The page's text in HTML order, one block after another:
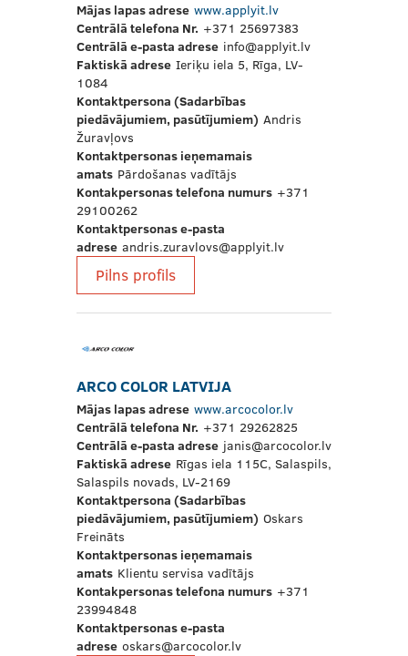
Mājas lapas adrese www.applyit.lv
Centrālā telefona Nr. +371 25697383
Centrālā e-pasta adrese info@applyit.lv
Faktiskā adrese Ieriķu iela 5, Rīga, LV-
1084
Kontaktpersona (Sadarbības
piedāvājumiem, pasūtījumiem) Andris
Žuravļovs
Kontaktpersonas ieņemamais
amats Pārdošanas vadītājs
Kontakpersonas telefona numurs +371
29100262
Kontaktpersonas e-pasta
adrese andris.zuravlovs@applyit.lv
Pilns profils
ARCO COLOR LATVIJA
Mājas lapas adrese www.arcocolor.lv
Centrālā telefona Nr. +371 29262825
Centrālā e-pasta adrese janis@arcocolor.lv
Faktiskā adrese Rīgas iela 115C, Salaspils,
Salaspils novads, LV-2169
Kontaktpersona (Sadarbības
piedāvājumiem, pasūtījumiem) Oskars
Freināts
Kontaktpersonas ieņemamais
amats Klientu servisa vadītājs
Kontakpersonas telefona numurs +371
23994848
Kontaktpersonas e-pasta
adrese oskars@arcocolor.lv